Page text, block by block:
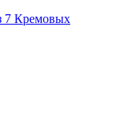
7 Кремовых